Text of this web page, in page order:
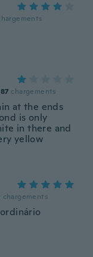
chargements
at the ends
is only
in there and
yellow
chargements